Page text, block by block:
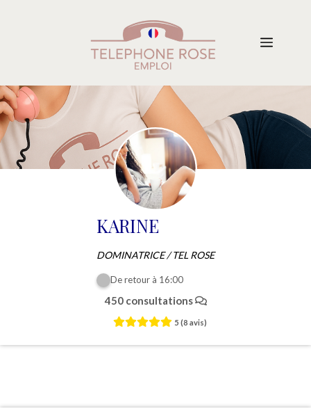
Menu
KARINE
DOMINATRICE / TEL ROSE
De retour à 16:00
450 consultations
5 (8 avis)